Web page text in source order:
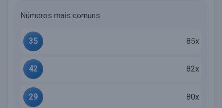
Números mais comuns
35 85x
42 82x
29 80x